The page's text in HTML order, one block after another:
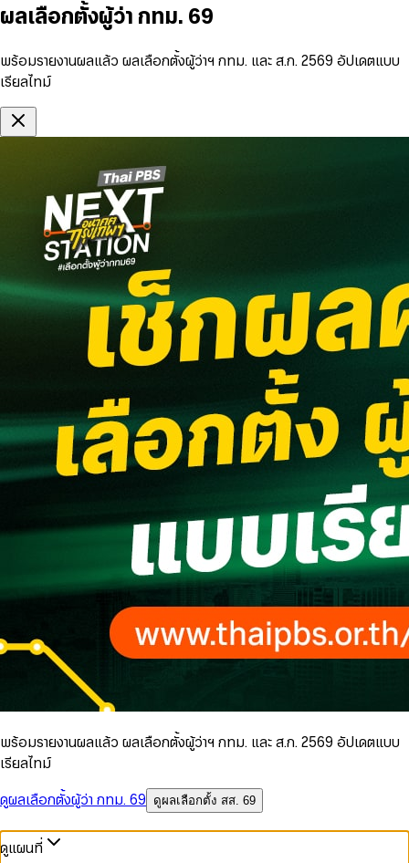
ผลเลือกตั้งผู้ว่า กทม. 69
พร้อมรายงานผลแล้ว ผลเลือกตั้งผู้ว่าฯ กทม. และ ส.ก. 2569 อัปเดตแบบ
เรียลไทม์
พร้อมรายงานผลแล้ว ผลเลือกตั้งผู้ว่าฯ กทม. และ ส.ก. 2569 อัปเดตแบบ
เรียลไทม์
ดูผลเลือกตั้งผู้ว่า กทม. 69
ดูผลเลือกตั้ง สส. 69
ดูแผนที่